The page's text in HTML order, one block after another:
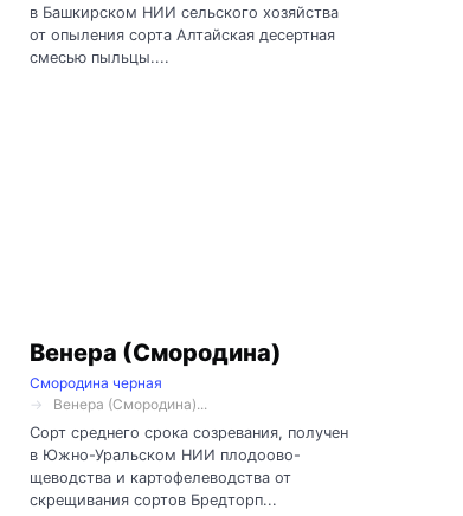
в Башкирском НИИ сельского хозяйства
от опыления сорта Алтайская десертная
смесью пыльцы....
Венера (Смородина)
Смородина черная
Венера (Смородина)...
Сорт среднего срока созревания, получен
в Южно-Уральском НИИ плодоово-
щеводства и картофелеводства от
скрещивания сортов Бредторп...